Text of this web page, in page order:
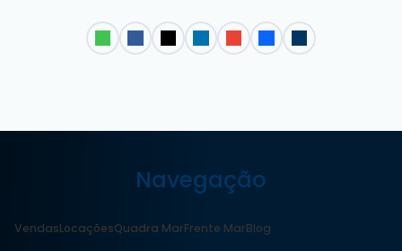
Navegação
VendasLocaçõesQuadra MarFrente MarBlog